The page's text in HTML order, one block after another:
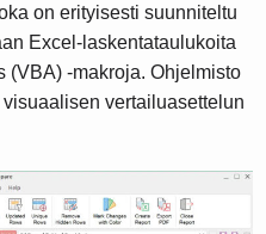
on erityisesti suunniteltu
Excel-laskentataulukoita
(VBA) -makroja. Ohjelmisto
vertailuasettelun